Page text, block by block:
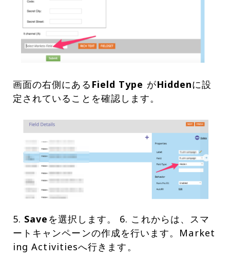
画面の右側にある Field Type がHiddenに設
定されていることを確認します。
5. Save を選択します。 6. これからは、スマ
ートキャンペーンの作成を行います。Market
ing Activitiesへ行きます。